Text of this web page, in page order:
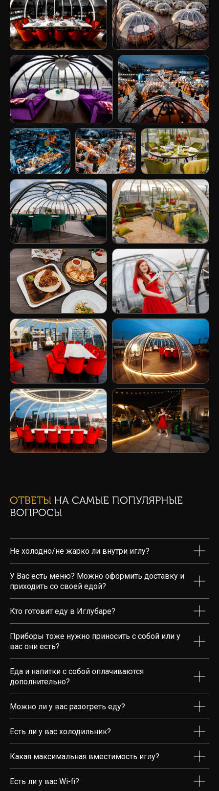
ОТВЕТЫ НА САМЫЕ ПОПУЛЯРНЫЕ
ВОПРОСЫ
Не холодно/не жарко ли внутри иглу?
У Вас есть меню? Можно оформить доставку и
приходить со своей едой?
Кто готовит еду в Иглубаре?
Приборы тоже нужно приносить с собой или у
вас они есть?
Еда и напитки с собой оплачиваются
дополнительно?
Можно ли у вас разогреть еду?
Есть ли у вас холодильник?
Какая максимальная вместимость иглу?
Есть ли у вас Wi-fi?
Наши адреса:
Режим работы площадок:
ул. Нижняя Красносельская, 35с59 7
мин пешком от ст. Бауманская
Нижний Сусальный переулок, 5с19,
1 мин пешком от ст. Курская
ежедневно с 13:00 до 4:00
Бронирование - с 10:00 до 00:00
Бронирование и консультации
ЖДЕМ ВАСВ ГОСТИ
+7 (499) 288-17-13
Обратный звонок
Фото
Акции
Меню